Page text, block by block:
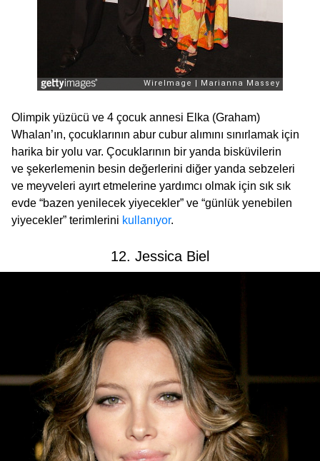
Olimpik yüzücü ve 4 çocuk annesi Elka (Graham)
Whalan’ın, çocuklarının abur cubur alımını sınırlamak için
harika bir yolu var. Çocuklarının bir yanda bisküvilerin
ve şekerlemenin besin değerlerini diğer yanda sebzeleri
ve meyveleri ayırt etmelerine yardımcı olmak için sık sık
evde “bazen yenilecek yiyecekler” ve “günlük yenebilen
yiyecekler” terimlerini kullanıyor.
12. Jessica Biel